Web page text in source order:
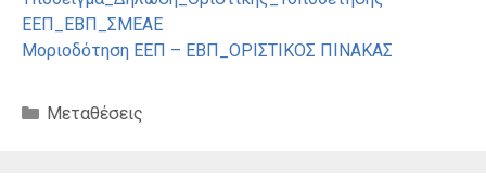
ΕΕΠ_ΕΒΠ_ΣΜΕΑΕ
Μοριοδότηση ΕΕΠ – ΕΒΠ_ΟΡΙΣΤΙΚΟΣ ΠΙΝΑΚΑΣ
Κατηγορίες
Μεταθέσεις